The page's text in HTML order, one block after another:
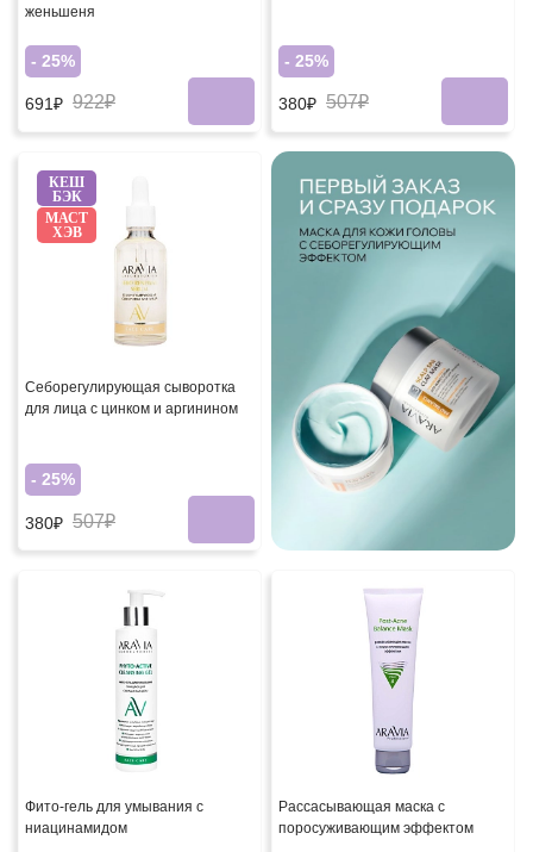
женьшеня
- 25%
691₽ 922₽
- 25%
380₽ 507₽
КЕШ
БЭК
МАСТ
ХЭВ
Себорегулирующая сыворотка
для лица с цинком и аргинином
- 25%
380₽ 507₽
Фито-гель для умывания с
ниацинамидом
Рассасывающая маска с
поросуживающим эффектом